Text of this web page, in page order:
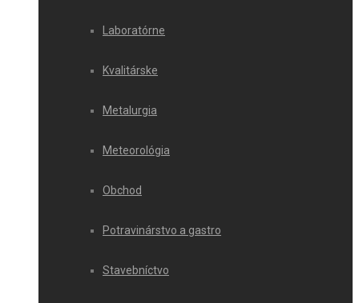
Laboratórne
Kvalitárske
Metalurgia
Meteorológia
Obchod
Potravinárstvo a gastro
Stavebníctvo